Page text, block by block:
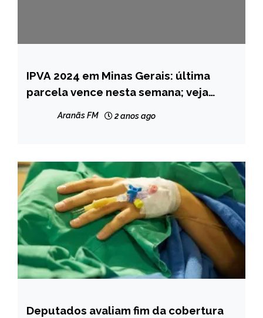
CAPELINHA
MINAS
IPVA 2024 em Minas Gerais: última
parcela vence nesta semana; veja
Aranãs FM 2 anos ago
BRASIL
Deputados avaliam fim da cobertura